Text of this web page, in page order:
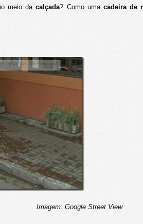
meio dacalçada? Como uma cadeira de
Imagem: Google Street View